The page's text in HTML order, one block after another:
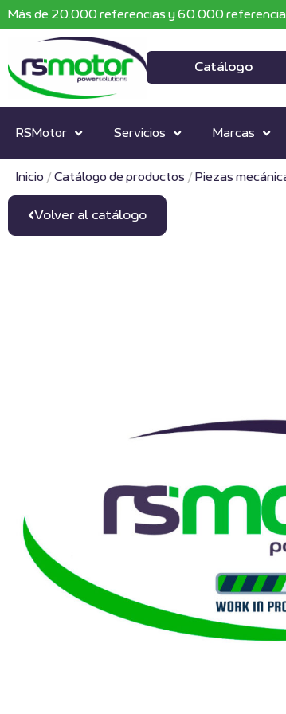
Más de 20.000 referencias y 60.000
Catálogo
RSMotor Servicios Marcas
Inicio / Catálogo de productos / Piezas
Volver al catálogo